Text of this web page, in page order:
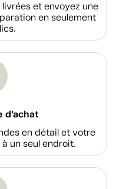
et envoyez une
en seulement
d'achat
en détail et votre
un seul endroit.